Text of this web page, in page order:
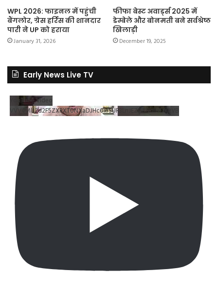
WPL 2026: फाइनल में पहुंची
बैंगलोर, ग्रेस हर्रिस की शानदार
पारी ने UP को हराया
January 31, 2026
फीफा बेस्ट अवार्ड्स 2025 में
डेम्बेले और बोनमती बने सर्वश्रेष्ठ
खिलाड़ी
December 19, 2025
Early News Live TV
YouTube Video
VVV4MlJ2d2F5ZXRXT0NXaDJHc0xrSUR3LnJEZDRNdlNDX2VB